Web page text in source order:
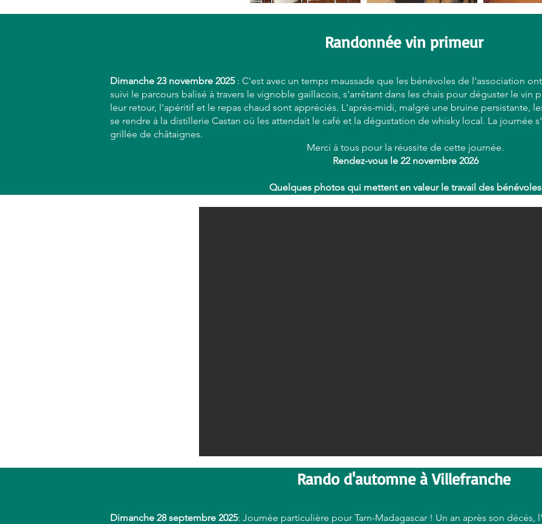
Randonnée vin primeur
Dimanche 23 novembre 2025: C'est avec un temps maussade que les bénévoles de l'association
suivi le parcours balisé à travers le vignoble gaillacois, s'arrêtant dans les chais pour déguster le vin
leur retour, l'apéritif et le repas chaud sont appréciés. L'après-midi, malgré une bruine persistante,
se rendre à la distillerie Castan où les attendait le café et la dégustation de whisky local. La journée
grillée de châtaignes.
Merci à tous pour la réussite de cette journée.
Rendez-vous le 22 novembre 2026
Quelques photos qui mettent en valeur le travail des
Rando d'automne à Villefranche
Dimanche 28 septembre 2025: Journée particulière pour Tarn-Madagascar ! Un an après son